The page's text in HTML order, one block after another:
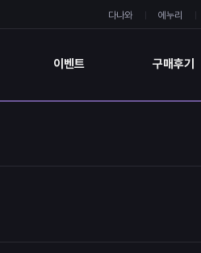
다나와 에누리
이벤트 구매후기